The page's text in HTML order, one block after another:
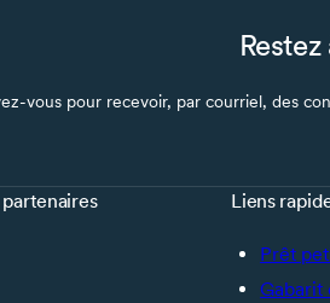
vous pour recevoir, par courriel, des
Liens
Prêt
Gabarit